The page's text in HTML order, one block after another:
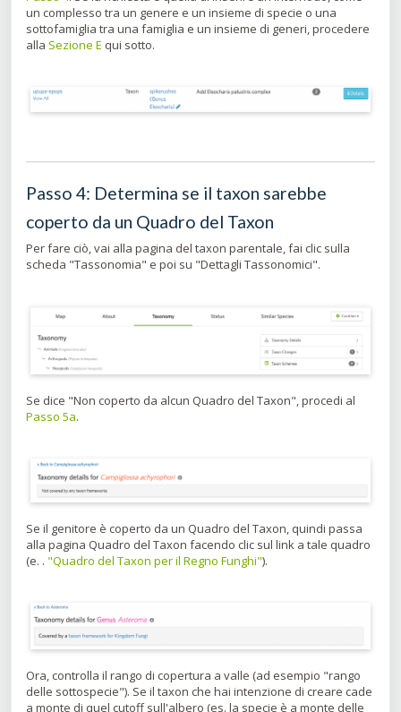
un complesso tra un genere e un insieme di specie o una
sottofamiglia tra una famiglia e un insieme di generi, procedere
alla Sezione E qui sotto.
Passo 4: Determina se il taxon sarebbe
coperto da un Quadro del Taxon
Per fare ciò, vai alla pagina del taxon parentale, fai clic sulla
scheda "Tassonomia" e poi su "Dettagli Tassonomici".
Se dice "Non coperto da alcun Quadro del Taxon", procedi al
Passo 5a.
Se il genitore è coperto da un Quadro del Taxon, quindi passa
alla pagina Quadro del Taxon facendo clic sul link a tale quadro
(e. . "Quadro del Taxon per il Regno Funghi").
Ora, controlla il rango di copertura a valle (ad esempio "rango
delle sottospecie"). Se il taxon che hai intenzione di creare cade
a monte di quel cutoff sull'albero (es. la specie è a monte delle